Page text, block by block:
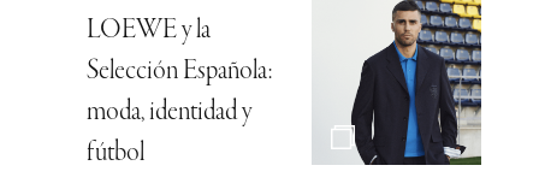
LOEWE y la
Selección Española:
moda, identidad y
fútbol